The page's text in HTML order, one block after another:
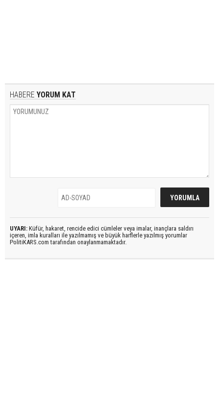
HABERE YORUM KAT
UYARI: Küfür, hakaret, rencide edici cümleler veya imalar, inançlara saldırı
içeren, imla kuralları ile yazılmamış ve büyük harflerle yazılmış yorumlar
PolitiKARS.com tarafından onaylanmamaktadır.